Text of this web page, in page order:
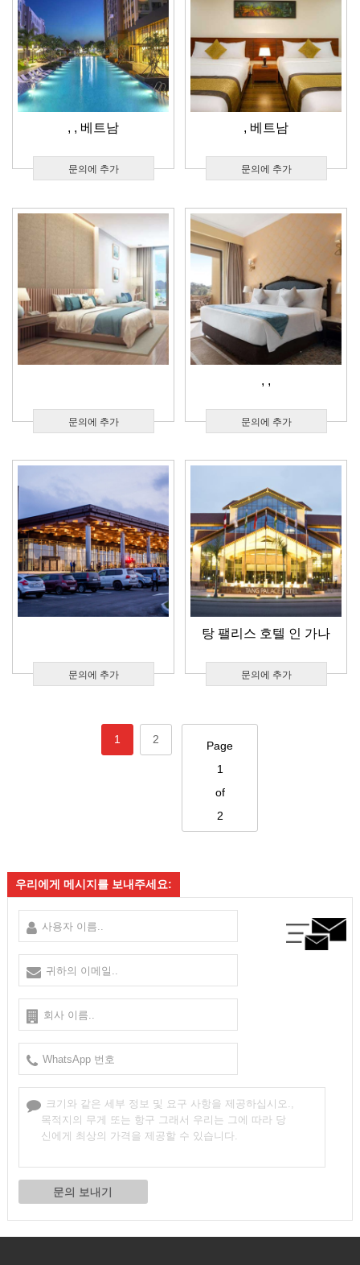
, , 베트남
문의에 추가
, 베트남
문의에 추가
문의에 추가
, ,
문의에 추가
문의에 추가
탕 팰리스 호텔 인 가나
문의에 추가
1 2
Page
1
of
2
우리에게 메시지를 보내주세요: